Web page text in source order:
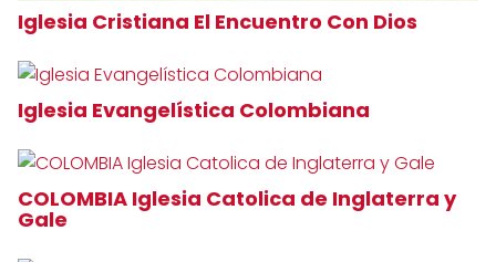
Iglesia Cristiana El Encuentro Con Dios
Iglesia Evangelística Colombiana
COLOMBIA Iglesia Catolica de Inglaterra y
Gale